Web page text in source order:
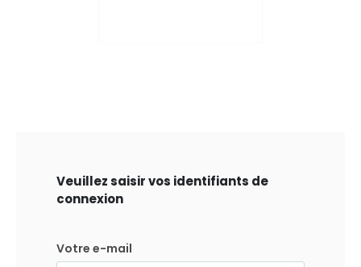
Veuillez saisir vos identifiants de
connexion
Votre e-mail